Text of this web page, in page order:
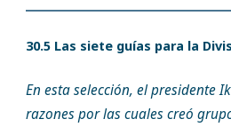
30.5 Las siete guías para la
En esta selección, el presidente
razones por las cuales creó